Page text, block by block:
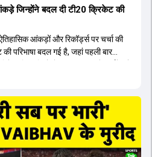
जिन्होंने बदल दी टी20 क्रिकेट की
आंकड़ों और रिकॉर्ड्स पर चर्चा की
परिभाषा बदल गई है, जहां पहली बार
खिलाड़ियों से ज्यादा रहा। पूरे टूर्नामेंट में
से ज्यादा का स्कोर बनाया, जो एक
प्लेयर का खिताब जीता। इसके अलावा पंजाब
का पीछा करने वाली टीमों की सफलता
है।